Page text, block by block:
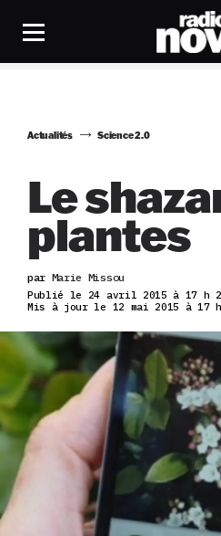
Actualités Science 2.0
Le
plantes
par Marie Missou
Publié le 24 avril 2015 à 17 h
Mis à jour le 12 mai 2015 à 17